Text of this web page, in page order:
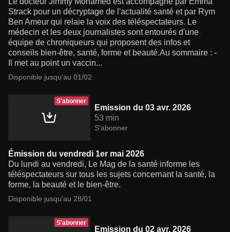
Strack pour un décryptage de l'actualité santé et par Rym
Ben Ameur qui relaie la voix des téléspectateurs. Le
médecin et les deux journalistes sont entourés d'une
équipe de chroniqueurs qui proposent des infos et
conseils bien-être, santé, forme et beauté.Au sommaire : -
Il met au point un vaccin...
Disponible jusqu'au 01/02
S'abonner
Emission du 03 avr. 2026
53 min
S'abonner
Émission du vendredi 1er mai 2026
Du lundi au vendredi, Le Mag de la santé informe les
téléspectateurs sur tous les sujets concernant la santé, la
forme, la beauté et le bien-être.
Disponible jusqu'au 28/01
S'abonner
Emission du 02 avr. 2026